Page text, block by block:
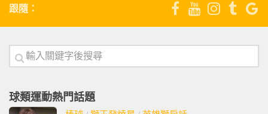
跟隨：
球類運動熱門話題